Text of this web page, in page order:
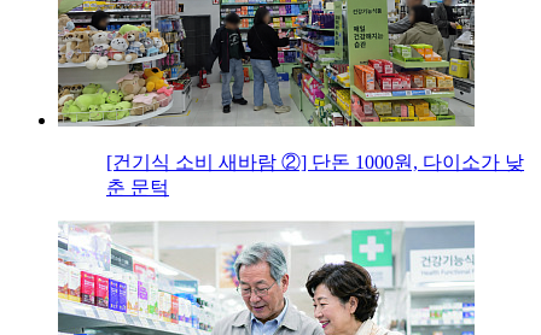
[건기식 소비 새바람 ②] 단돈 1000원, 다이소가 낮
춘 문턱